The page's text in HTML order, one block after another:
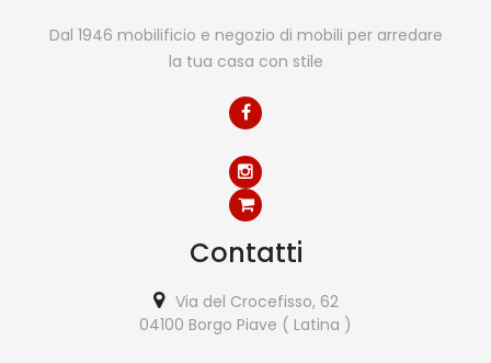
Dal 1946 mobilificio e negozio di mobili per arredare
la tua casa con stile
Contatti
Via del Crocefisso, 62
04100 Borgo Piave ( Latina )